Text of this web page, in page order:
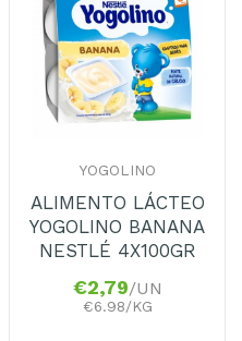
Adicionar
aos
Favoritos
YOGOLINO
ALIMENTO LÁCTEO
YOGOLINO BANANA
NESTLÉ 4X100GR
€2,79/UN
€6.98/KG